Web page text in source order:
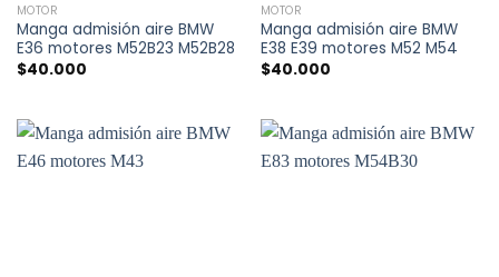
MOTOR
Manga admisión aire BMW
E36 motores M52B23 M52B28
$40.000
MOTOR
Manga admisión aire BMW
E38 E39 motores M52 M54
$40.000